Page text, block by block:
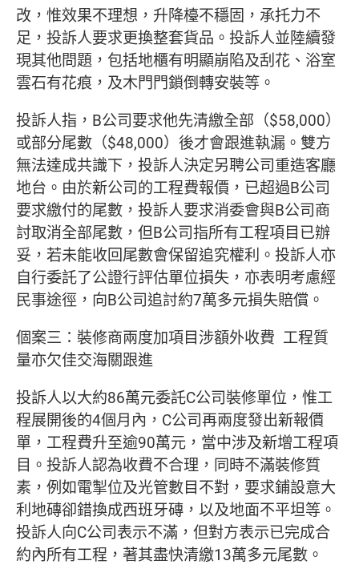
改，惟效果不理想，升降檯不穩固，承托力不
足，投訴人要求更換整套貨品。投訴人並陸續發
現其他問題，包括地櫃有明顯崩陷及刮花、浴室
雲石有花痕，及木門門鎖倒轉安裝等。
投訴人指，B公司要求他先清繳全部（$58,000）
或部分尾數（$48,000）後才會跟進執漏。雙方
無法達成共識下，投訴人決定另聘公司重造客廳
地台。由於新公司的工程費報價，已超過B公司
要求繳付的尾數，投訴人要求消委會與B公司商
討取消全部尾數，但B公司指所有工程項目已辦
妥，若未能收回尾數會保留追究權利。投訴人亦
自行委託了公證行評估單位損失，亦表明考慮經
民事途徑，向B公司追討約7萬多元損失賠償。
個案三：裝修商兩度加項目涉額外收費 工程質
量亦欠佳交海關跟進
投訴人以大約86萬元委託C公司裝修單位，惟工
程展開後的4個月內，C公司再兩度發出新報價
單，工程費升至逾90萬元，當中涉及新增工程項
目。投訴人認為收費不合理，同時不滿裝修質
素，例如電掣位及光管數目不對，要求鋪設意大
利地磚卻錯換成西班牙磚，以及地面不平坦等。
投訴人向C公司表示不滿，但對方表示已完成合
約內所有工程，著其盡快清繳13萬多元尾數。